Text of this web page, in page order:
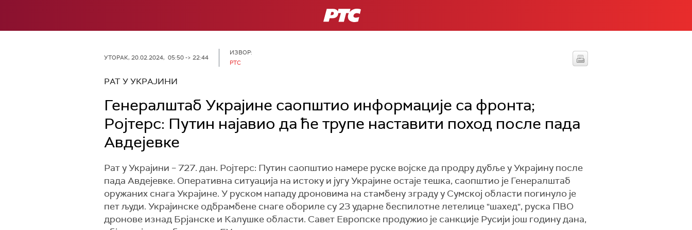
РТС
УТОРАК, 20.02.2024, 05:50 -> 22:44
ИЗВОР:
РТС
РАТ У УКРАЈИНИ
Генералштаб Украјине саопштио информације са фронта;
Ројтерс: Путин најавио да ће трупе наставити поход после пада
Авдејевке
Рат у Украјини – 727. дан. Ројтерс: Путин саопштио намере руске војске да продру дубље у Украјину после
пада Авдејевке. Оперативна ситуација на истоку и југу Украјине остаје тешка, саопштио је Генералштаб
оружаних снага Украјине. У руском нападу дроновима на стамбену зграду у Сумској области погинуло је
пет људи. Украјинске одбрамбене снаге обориле су 23 ударне беспилотне летелице "шахед", руска ПВО
дронове изнад Брјанске и Калушке области. Савет Европске продужио је санкције Русији још годину дана,